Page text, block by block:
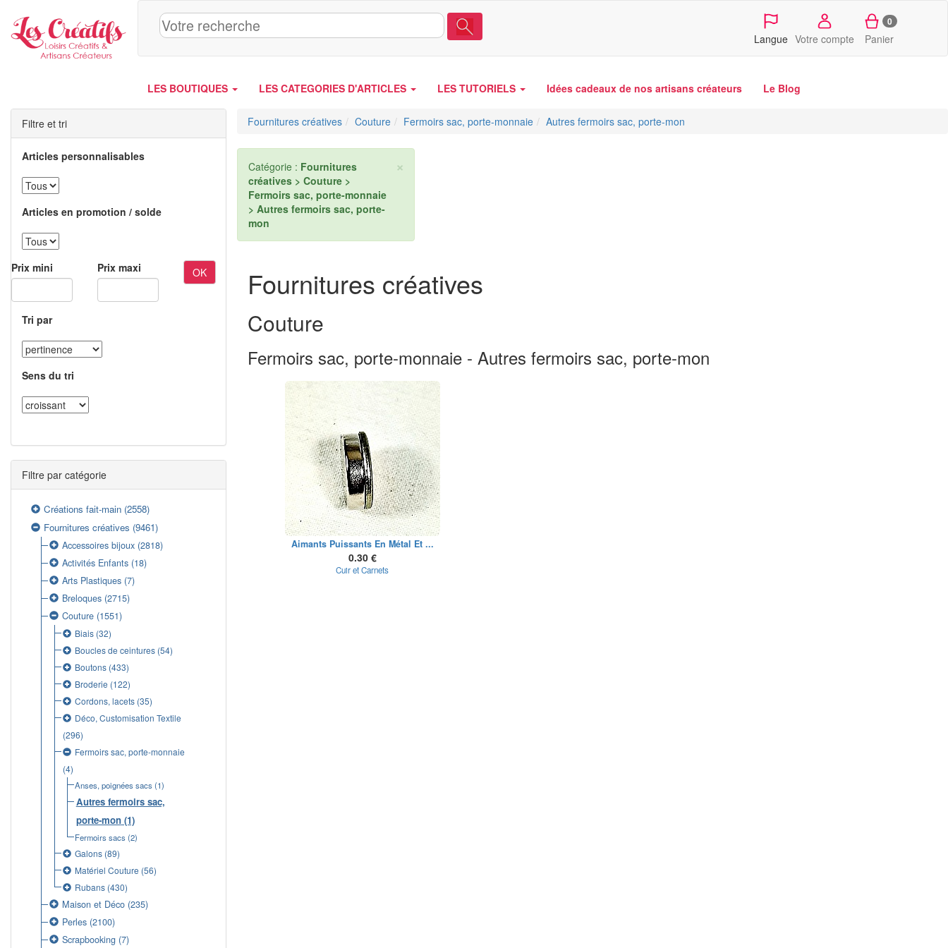
Langue Votre compte
0
Panier
LES BOUTIQUES LES CATEGORIES D'ARTICLES LES TUTORIELS Idées cadeaux de nos artisans créateurs Le Blog
Filtre et tri
Articles personnalisables
Articles en promotion / solde
Prix mini Prix maxi OK
Tri par
Sens du tri
Filtre par catégorie
Créations fait-main (2558)
Fournitures créatives (9461)
Accessoires bijoux (2818)
Activités Enfants (18)
Arts Plastiques (7)
Breloques (2715)
Couture (1551)
Biais(32)
Boucles de ceintures(54)
Boutons(433)
Broderie (122)
Cordons, lacets(35)
Déco, Customisation Textile
(296)
Fermoirs sac, porte-monnaie
(4)
Anses, poignées sacs(1)
Autres fermoirs sac,
porte-mon(1)
Fermoirs sacs(2)
Galons(89)
Matériel Couture (56)
Rubans(430)
Maison et Déco (235)
Perles (2100)
Scrapbooking (7)
Fournitures créatives Couture Fermoirs sac, porte-monnaie Autres fermoirs sac, porte-mon
×
Catégorie : Fournitures
créatives > Couture >
Fermoirs sac, porte-monnaie
> Autres fermoirs sac, porte-
mon
Fournitures créatives
Couture
Fermoirs sac, porte-monnaie - Autres fermoirs sac, porte-mon
Aimants Puissants En Métal Et ...
0.30 €
Cuir et Carnets